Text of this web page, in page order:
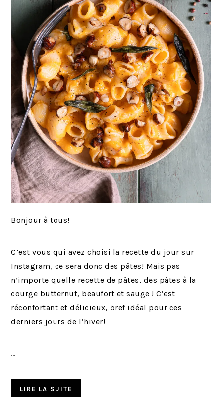
Bonjour à tous!
C’est vous qui avez choisi la recette du jour sur
Instagram, ce sera donc des pâtes! Mais pas
n’importe quelle recette de pâtes, des pâtes à la
courge butternut, beaufort et sauge ! C’est
réconfortant et délicieux, bref idéal pour ces
derniers jours de l’hiver!
…
LIRE LA SUITE